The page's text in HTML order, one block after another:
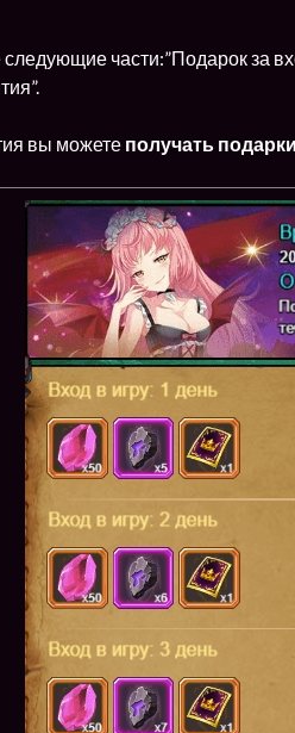
части:”Подарок за
вы можете получать